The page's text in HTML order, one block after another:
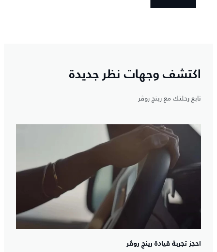
اكتشاف ومبلدون
اكتشف وجهات نظر جديدة
تابع رحلتك مع رينج روڤر
احجز تجربة قيادة رينج روڤر